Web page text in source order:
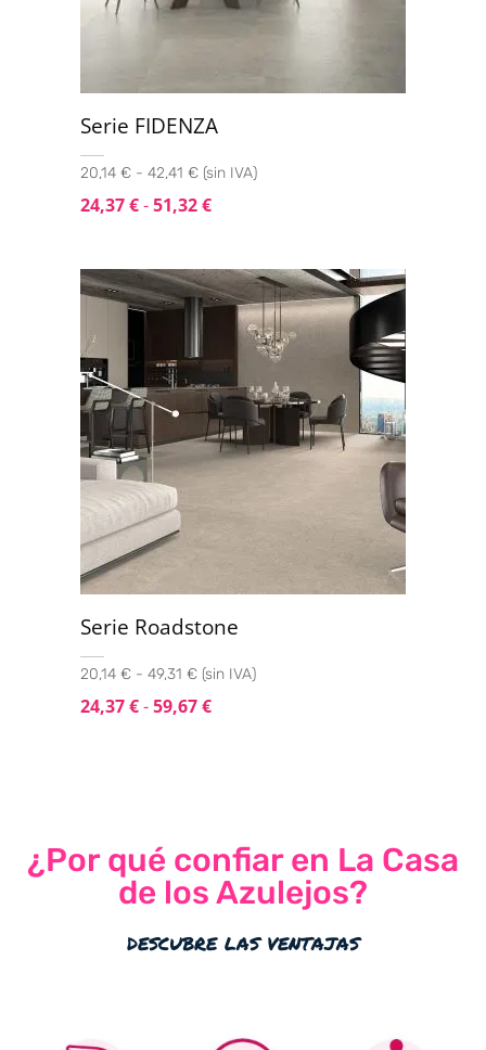
Serie FIDENZA
20,14 € - 42,41 € (sin IVA)
24,37€-51,32€
Serie Roadstone
20,14 € - 49,31 € (sin IVA)
24,37€-59,67€
¿Por qué confiar en La Casa
de los Azulejos?
descubre las ventajas